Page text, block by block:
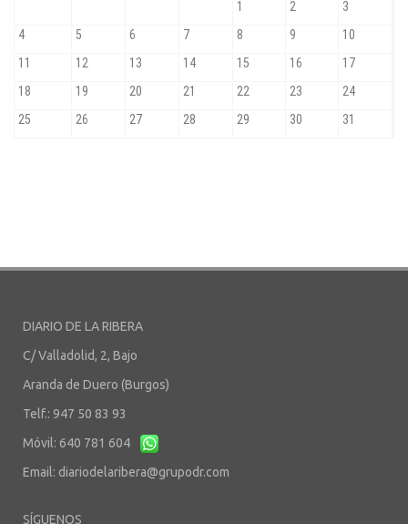
DIARIO DE LA RIBERA
C/ Valladolid, 2, Bajo
Aranda de Duero (Burgos)
Telf.: 947 50 83 93
Móvil: 640 781 604
Email: diariodelaribera@grupodr.com
SÍGUENOS